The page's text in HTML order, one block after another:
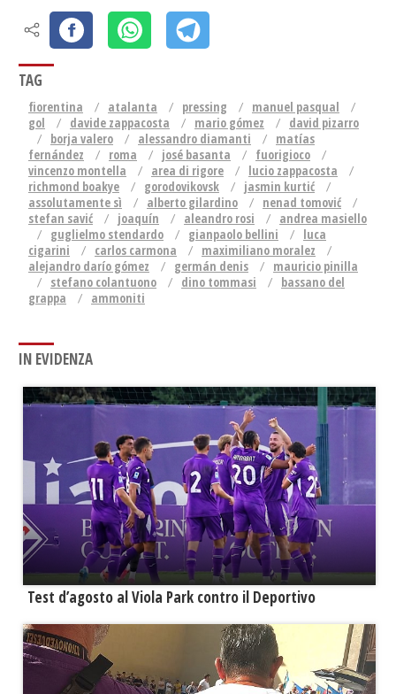
TAG
fiorentina atalanta pressing
manuel pasqual
gol
davide zappacosta mario gómez
david pizarro
borja valero
alessandro diamanti
matías
fernández
roma josé basanta
fuorigioco
vincenzo montella
area di rigore
lucio zappacosta
richmond boakye
gorodovikovsk
jasmin kurtić
assolutamente sì
alberto gilardino
nenad tomović
stefan savić
joaquín aleandro rosi
andrea masiello
guglielmo stendardo
gianpaolo bellini
luca
cigarini
carlos carmona
maximiliano moralez
alejandro darío gómez
germán denis
mauricio pinilla
stefano colantuono
dino tommasi
bassano del
grappa
ammoniti
IN EVIDENZA
Test d’agosto al Viola Park contro il Deportivo